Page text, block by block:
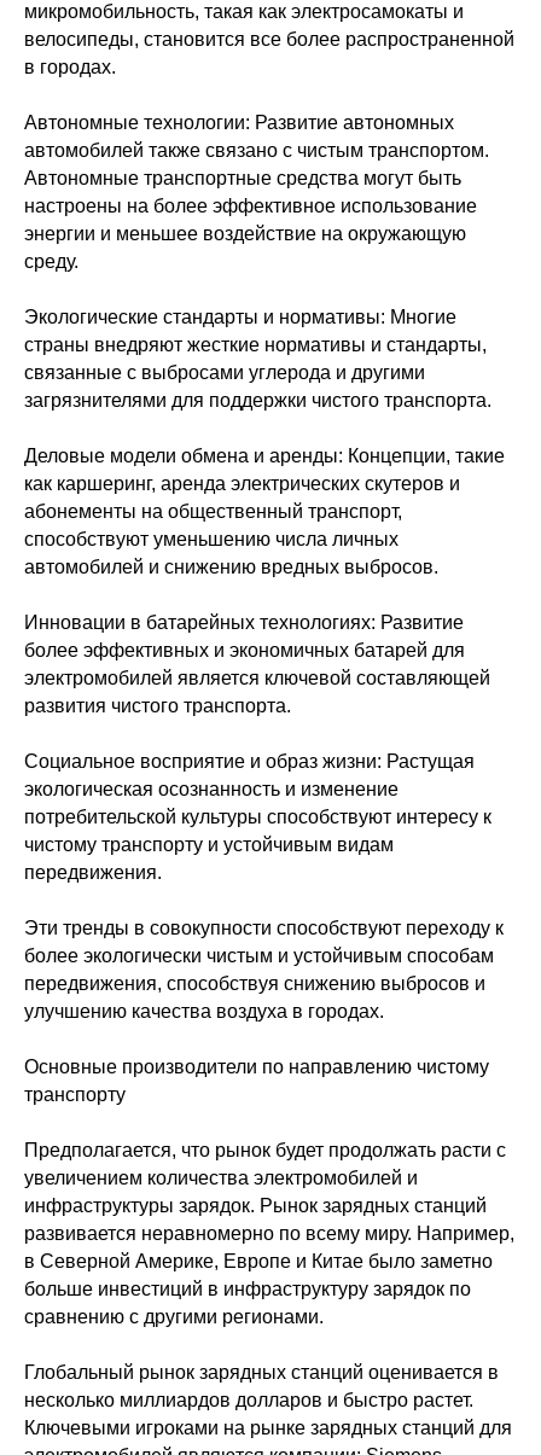
микромобильность, такая как электросамокаты и
велосипеды, становится все более распространенной
в городах.
Автономные технологии: Развитие автономных
автомобилей также связано с чистым транспортом.
Автономные транспортные средства могут быть
настроены на более эффективное использование
энергии и меньшее воздействие на окружающую
среду.
Экологические стандарты и нормативы: Многие
страны внедряют жесткие нормативы и стандарты,
связанные с выбросами углерода и другими
загрязнителями для поддержки чистого транспорта.
Деловые модели обмена и аренды: Концепции, такие
как каршеринг, аренда электрических скутеров и
абонементы на общественный транспорт,
способствуют уменьшению числа личных
автомобилей и снижению вредных выбросов.
Инновации в батарейных технологиях: Развитие
более эффективных и экономичных батарей для
электромобилей является ключевой составляющей
развития чистого транспорта.
Социальное восприятие и образ жизни: Растущая
экологическая осознанность и изменение
потребительской культуры способствуют интересу к
чистому транспорту и устойчивым видам
передвижения.
Эти тренды в совокупности способствуют переходу к
более экологически чистым и устойчивым способам
передвижения, способствуя снижению выбросов и
улучшению качества воздуха в городах.
Основные производители по направлению чистому
транспорту
Предполагается, что рынок будет продолжать расти с
увеличением количества электромобилей и
инфраструктуры зарядок. Рынок зарядных станций
развивается неравномерно по всему миру. Например,
в Северной Америке, Европе и Китае было заметно
больше инвестиций в инфраструктуру зарядок по
сравнению с другими регионами.
Глобальный рынок зарядных станций оценивается в
несколько миллиардов долларов и быстро растет.
Ключевыми игроками на рынке зарядных станций для